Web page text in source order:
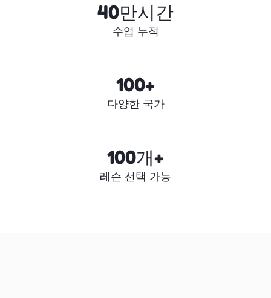
40만시간
수업 누적
100+
다양한 국가
100개+
레슨 선택 가능